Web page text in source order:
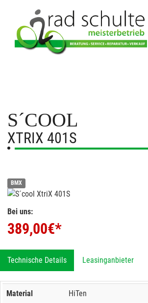
S´COOL
XTRIX 401S
BMX
Bei uns:
389,00€*
Technische Details Leasinganbieter
Material HiTen